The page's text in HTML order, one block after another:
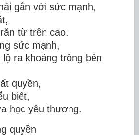
gắn với sức mạnh,
từ trên cao.
sức mạnh,
ra khoảng trống bên
quyền,
biết,
học yêu thương.
quyền